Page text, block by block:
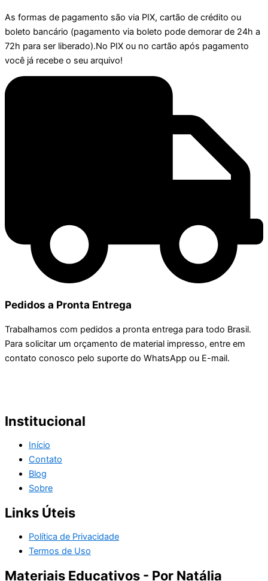
As formas de pagamento são via PIX, cartão de crédito ou
boleto bancário (pagamento via boleto pode demorar de 24h a
72h para ser liberado).No PIX ou no cartão após pagamento
você já recebe o seu arquivo!
Pedidos a Pronta Entrega
Trabalhamos com pedidos a pronta entrega para todo Brasil.
Para solicitar um orçamento de material impresso, entre em
contato conosco pelo suporte do WhatsApp ou E-mail.
Institucional
Início
Contato
Blog
Sobre
Links Úteis
Política de Privacidade
Termos de Uso
Materiais Educativos - Por Natália